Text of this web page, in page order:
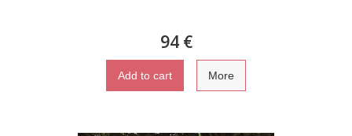
94 €
Add to cart More